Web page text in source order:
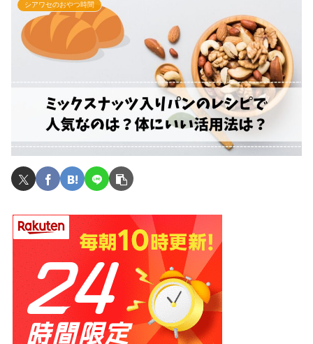
シアワセのおやつ時間